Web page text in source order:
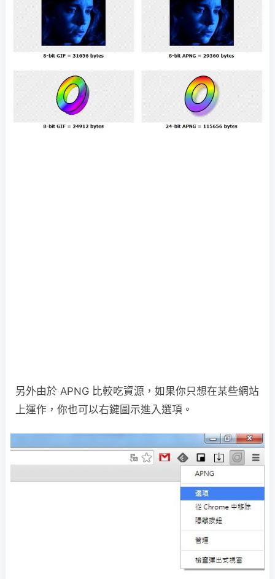
另外由於 APNG 比較吃資源，如果你只想在某些網站
上運作，你也可以右鍵圖示進入選項。